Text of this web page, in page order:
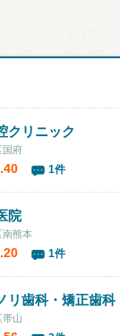
クリニック
国府
1件
院
南熊本
1件
リ歯科・矯正歯科
帯山